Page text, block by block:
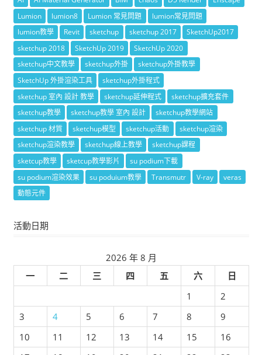
Lumion
lumion8 Lumion 常見問題
lumion常見問題
lumion教學
Revit sketchup sketchup 2017
SketchUp2017
sketchup 2018
SketchUp 2019
SketchUp 2020
sketchup中文教學
sketchup外掛
sketchup外掛教學
SketchUp 外掛渲染工具
sketchup外掛程式
sketchup 室內 設計 教學
sketchup延伸程式
sketchup擴充套件
sketchup教學
sketchup教學 室內 設計
sketchup教學網站
sketchup 材質
sketchup模型 sketchup活動
sketchup渲染
sketchup渲染教學
sketchup線上教學
sketchup課程
sketcup教學
sketcup教學影片
su podium下載
su podium渲染效果
su poduium教學 Transmutr V-ray
veras
動態元件
活動日期
2026 年 8 月
一
二 三 四 五 六
日
1
2
3
4 5 6 7 8
9
10
11 12 13 14 15
16